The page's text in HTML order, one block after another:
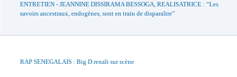
ENTRETIEN - JEANNINE DISSIRAMA BESSOGA, REALISATRICE : “Les
savoirs ancestraux, endogènes, sont en train de disparaître”
RAP SENEGALAIS : Big D renaît sur scène